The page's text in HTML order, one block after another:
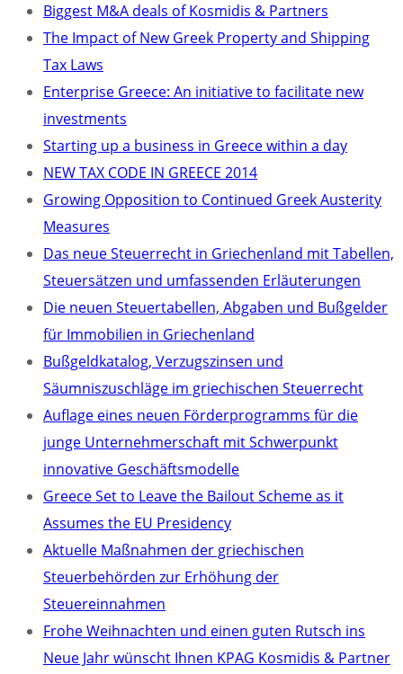
Biggest M&A deals of Kosmidis & Partners
The Impact of New Greek Property and Shipping
Tax Laws
Enterprise Greece: An initiative to facilitate new
investments
Starting up a business in Greece within a day
NEW TAX CODE IN GREECE 2014
Growing Opposition to Continued Greek Austerity
Measures
Das neue Steuerrecht in Griechenland mit Tabellen,
Steuersätzen und umfassenden Erläuterungen
Die neuen Steuertabellen, Abgaben und Bußgelder
für Immobilien in Griechenland
Bußgeldkatalog, Verzugszinsen und
Säumniszuschläge im griechischen Steuerrecht
Auflage eines neuen Förderprogramms für die
junge Unternehmerschaft mit Schwerpunkt
innovative Geschäftsmodelle
Greece Set to Leave the Bailout Scheme as it
Assumes the EU Presidency
Aktuelle Maßnahmen der griechischen
Steuerbehörden zur Erhöhung der
Steuereinnahmen
Frohe Weihnachten und einen guten Rutsch ins
Neue Jahr wünscht Ihnen KPAG Kosmidis & Partner